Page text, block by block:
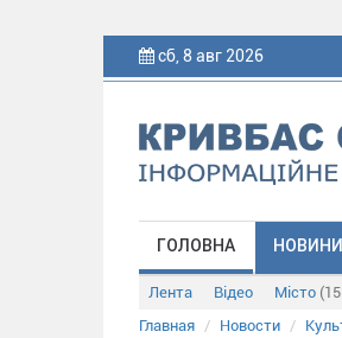
сб, 8 авг 2026
ГОЛОВНА НОВИНИ
Лента Відео Місто
Главная
Новости